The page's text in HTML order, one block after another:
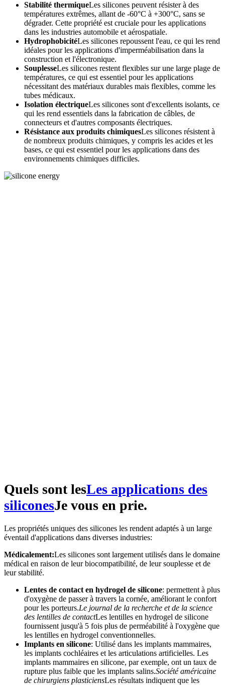
Stabilité thermiqueLes silicones peuvent résister à des
températures extrêmes, allant de -60°C à +300°C, sans se
dégrader. Cette propriété est cruciale pour les applications
dans les industries automobile et aérospatiale.
HydrophobicitéLes silicones repoussent l'eau, ce qui les rend
idéales pour les applications d'imperméabilisation dans la
construction et l'électronique.
SouplesseLes silicones restent flexibles sur une large plage de
températures, ce qui est essentiel pour les applications
nécessitant des matériaux durables mais flexibles, comme les
tubes médicaux.
Isolation électriqueLes silicones sont d'excellents isolants, ce
qui les rend essentiels dans la fabrication de câbles, de
connecteurs et d'autres composants électriques.
Résistance aux produits chimiquesLes silicones résistent à
de nombreux produits chimiques, y compris les acides et les
bases, ce qui est essentiel pour les applications dans des
environnements chimiques difficiles.
Quels sont lesLes applications des
siliconesJe vous en prie.
Les propriétés uniques des silicones les rendent adaptés à un large
éventail d'applications dans diverses industries:
Médicalement:Les silicones sont largement utilisés dans le domaine
médical en raison de leur biocompatibilité, de leur souplesse et de
leur stabilité.
Lentes de contact en hydrogel de silicone: permettent à plus
d'oxygène de passer à travers la cornée, améliorant le confort
pour les porteurs.Le journal de la recherche et de la science
des lentilles de contactLes lentilles en hydrogel de silicone
fournissent jusqu'à 5 fois plus de perméabilité à l'oxygène que
les lentilles en hydrogel conventionnelles.
Implants en silicone: Utilisé dans les implants mammaires,
les implants cochléaires et les articulations artificielles. Les
implants mammaires en silicone, par exemple, ont un taux de
rupture plus faible que les implants salins.Société américaine
de chirurgiens plasticiensLes résultats indiquent que les